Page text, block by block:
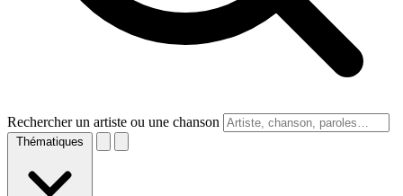
Rechercher un artiste ou une chanson
Thématiques